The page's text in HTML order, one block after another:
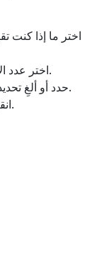
اختر ما إذا كنت
اختر عدد الأرقام العشرية التي ترغب بها في النتيجة.
حدد أو ألغِ تحديد المربع إذا كنت ترغب في عرض الصيغة.
لرؤية نتيجتك على الفور.